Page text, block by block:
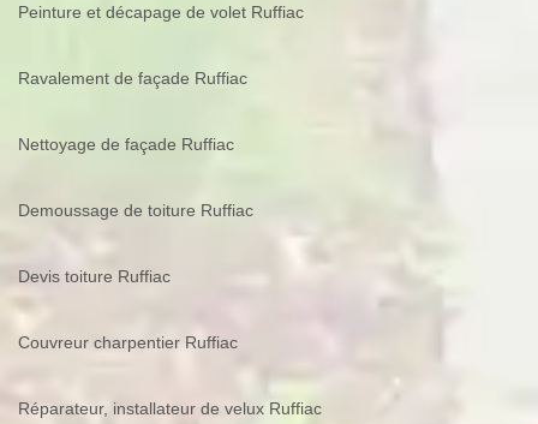
Peinture et décapage de volet Ruffiac
Ravalement de façade Ruffiac
Nettoyage de façade Ruffiac
Demoussage de toiture Ruffiac
Devis toiture Ruffiac
Couvreur charpentier Ruffiac
Réparateur, installateur de velux Ruffiac